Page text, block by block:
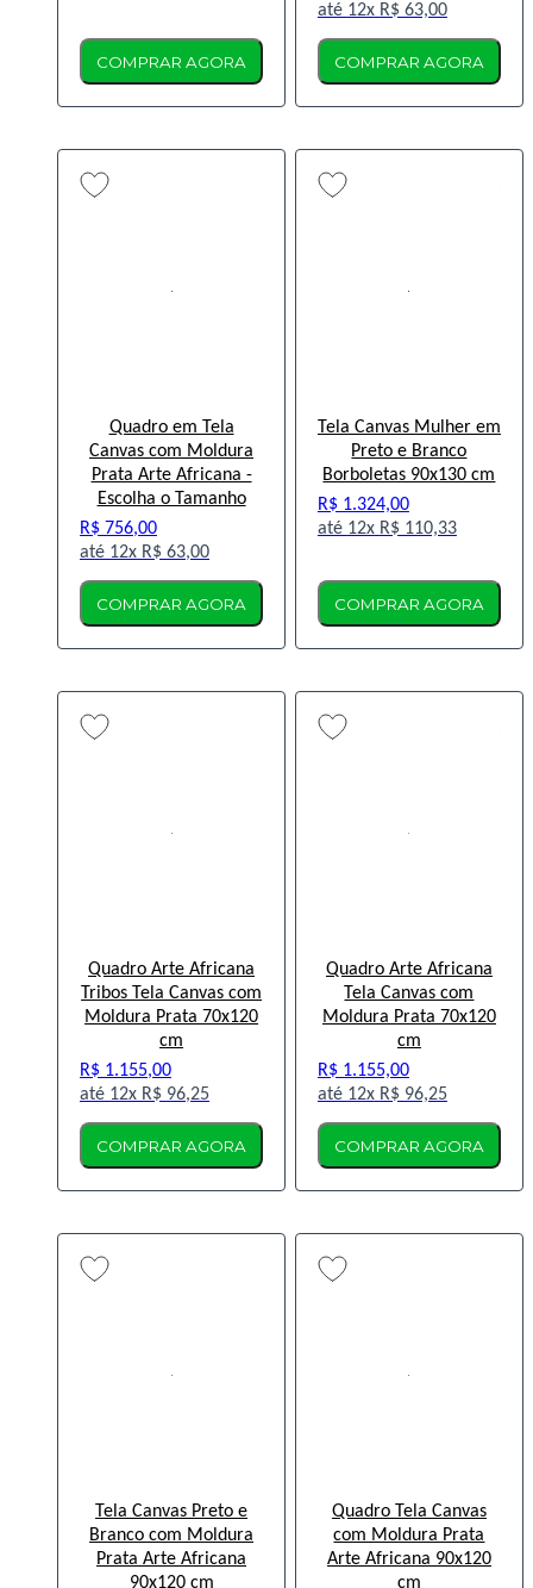
COMPRAR AGORA
12x R$ 63,00
COMPRAR AGORA
Quadro em Tela
Canvas com Moldura
Prata Arte Africana -
Escolha o Tamanho
R$ 756,00
12x R$ 63,00
COMPRAR AGORA
Tela Canvas Mulher em
Preto e Branco
Borboletas 90x130 cm
R$ 1.324,00
12x R$ 110,33
COMPRAR AGORA
Quadro Arte Africana
Tribos Tela Canvas com
Moldura Prata 70x120
cm
R$ 1.155,00
12x R$ 96,25
COMPRAR AGORA
Quadro Arte Africana
Tela Canvas com
Moldura Prata 70x120
cm
R$ 1.155,00
12x R$ 96,25
COMPRAR AGORA
Tela Canvas Preto e
Branco com Moldura
Prata Arte Africana
90x120 cm
Quadro Tela Canvas
com Moldura Prata
Arte Africana 90x120
cm